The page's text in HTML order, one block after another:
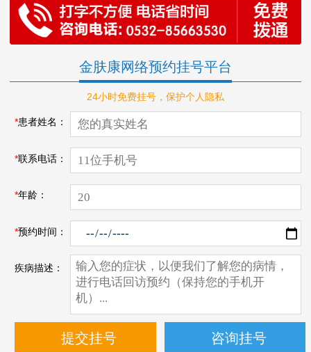
金肤康网络预约挂号平台
24小时免费挂号，保护个人隐私
*患者姓名：
*联系电话：
*年龄：
*预约时间：
疾病描述：